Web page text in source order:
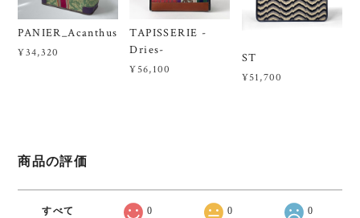
PANIER_Acanthus
¥34,320
TAPISSERIE -
Dries-
¥56,100
ST
¥51,700
商品の評価
すべて 0 0 0